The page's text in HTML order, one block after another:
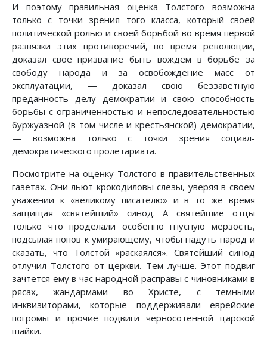
И поэтому правильная оценка Толстого возможна
только с точки зрения того класса, который своей
политической ролью и своей борьбой во время первой
развязки этих противоречий, во время революции,
доказал свое призвание быть вождем в борьбе за
свободу народа и за освобождение масс от
эксплуатации, — доказал свою беззаветную
преданность делу демократии и свою способность
борьбы с ограниченностью и непоследовательностью
буржуазной (в том числе и крестьянской) демократии,
— возможна только с точки зрения социал-
демократического пролетариата.
Посмотрите на оценку Толстого в правительственных
газетах. Они льют крокодиловы слезы, уверяя в своем
уважении к «великому писателю» и в то же время
защищая «святейший» синод. А святейшие отцы
только что проделали особенно гнусную мерзость,
подсылая попов к умирающему, чтобы надуть народ и
сказать, что Толстой «раскаялся». Святейший синод
отлучил Толстого от церкви. Тем лучше. Этот подвиг
зачтется ему в час народной расправы с чиновниками в
рясах, жандармами во Христе, с темными
инквизиторами, которые поддерживали еврейские
погромы и прочие подвиги черносотенной царской
шайки.